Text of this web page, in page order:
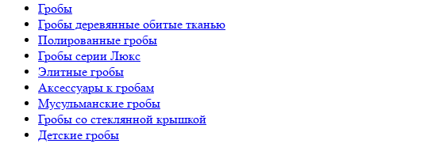
Гробы
Гробы деревянные обитые тканью
Полированные гробы
Гробы серии Люкс
Элитные гробы
Аксессуары к гробам
Мусульманские гробы
Гробы со стеклянной крышкой
Детские гробы